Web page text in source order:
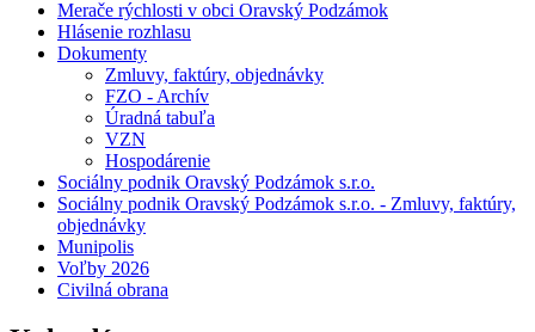
Merače rýchlosti v obci Oravský Podzámok
Hlásenie rozhlasu
Dokumenty
Zmluvy, faktúry, objednávky
FZO - Archív
Úradná tabuľa
VZN
Hospodárenie
Sociálny podnik Oravský Podzámok s.r.o.
Sociálny podnik Oravský Podzámok s.r.o. - Zmluvy, faktúry,
objednávky
Munipolis
Voľby 2026
Civilná obrana